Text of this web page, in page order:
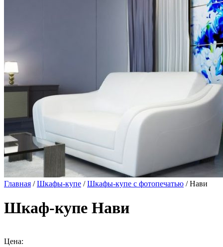
Главная /Шкафы-купе /Шкафы-купе с фотопечатью / Нави
Шкаф-купе Нави
Цена: